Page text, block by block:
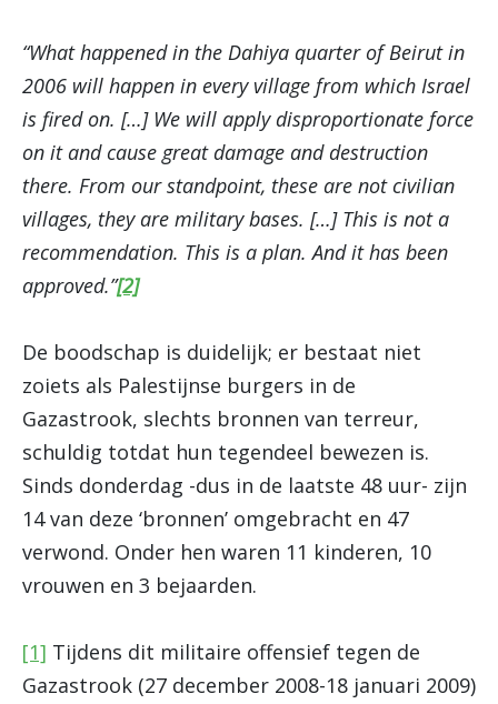
“What happened in the Dahiya quarter of Beirut in
2006 will happen in every village from which Israel
is fired on. […] We will apply disproportionate force
on it and cause great damage and destruction
there. From our standpoint, these are not civilian
villages, they are military bases. […] This is not a
recommendation. This is a plan. And it has been
approved.”[2]
De boodschap is duidelijk; er bestaat niet
zoiets als Palestijnse burgers in de
Gazastrook, slechts bronnen van terreur,
schuldig totdat hun tegendeel bewezen is.
Sinds donderdag -dus in de laatste 48 uur- zijn
14 van deze ‘bronnen’ omgebracht en 47
verwond. Onder hen waren 11 kinderen, 10
vrouwen en 3 bejaarden.
[1] Tijdens dit militaire offensief tegen de
Gazastrook (27 december 2008-18 januari 2009)